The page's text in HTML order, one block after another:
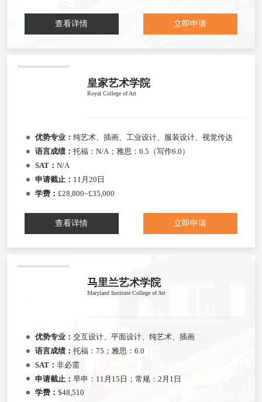
查看详情 立即申请
皇家艺术学院
Royal College of Art
优势专业： 纯艺术、插画、工业设计、服装设计、视觉传达
语言成绩： 托福：N/A；雅思：6.5（写作6.0）
SAT： N/A
申请截止： 11月20日
学费： £28,800~£35,000
查看详情 立即申请
马里兰艺术学院
Maryland Institute College of Art
优势专业： 交互设计、平面设计、纯艺术、插画
语言成绩： 托福：75；雅思：6.0
SAT： 非必需
申请截止： 早申：11月15日；常规：2月1日
学费： $48,510